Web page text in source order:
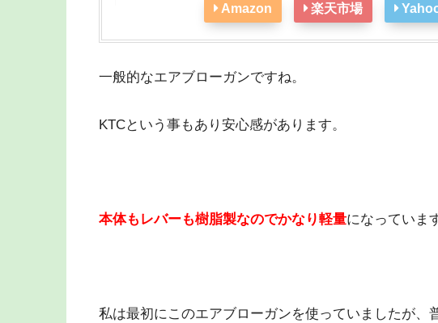
Amazon 楽天市場
一般的なエアブローガンですね。
KTCという事もあり安心感があります。
本体もレバーも樹脂製なのでかなり軽量になっていま
私は最初にこのエアブローガンを使っていましたが、